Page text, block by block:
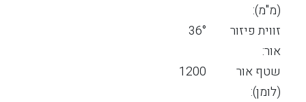
(מ"מ):
זווית פיזור
אור:
36°
שטף אור
(לומן):
1200